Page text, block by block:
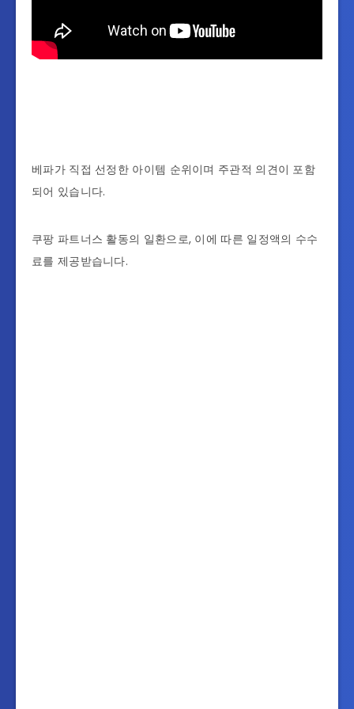
베파가 직접 선정한 아이템 순위이며 주관적 의견이 포함
되어 있습니다.
쿠팡 파트너스 활동의 일환으로, 이에 따른 일정액의 수수
료를 제공받습니다.